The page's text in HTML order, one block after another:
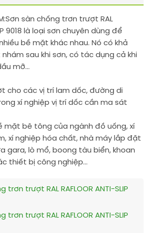
Sơn sàn chống trơn trượt RAL
9018 là loại sơn chuyên dùng để
bề mặt khác nhau. Nó có khả
sau khi sơn, có tác dụng cả khi
mỡ…
cho các vị trí lam dốc, đường di
xí nghiệp vị trí dốc cần ma sát
mặt bê tông của ngành đồ uống, xí
xí nghiệp hóa chất, nhà máy lắp đặt
gara, lò mổ, boong tàu biển, khoan
thiết bị công nghiệp…
trơn trượt RAL RAFLOOR ANTI-SLIP
trơn trượt RAL RAFLOOR ANTI-SLIP